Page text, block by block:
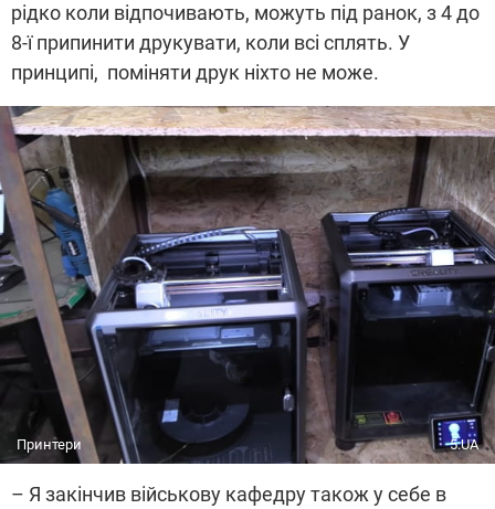
рідко коли відпочивають, можуть під ранок, з 4 до
8-ї припинити друкувати, коли всі сплять. У
принципі, поміняти друк ніхто не може.
Принтери 5.UA
– Я закінчив військову кафедру також у себе в